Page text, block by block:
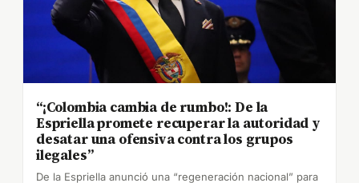
“¡Colombia cambia de rumbo!: De la
Espriella promete recuperar la autoridad y
desatar una ofensiva contra los grupos
ilegales”
De la Espriella anunció una “regeneración nacional” para